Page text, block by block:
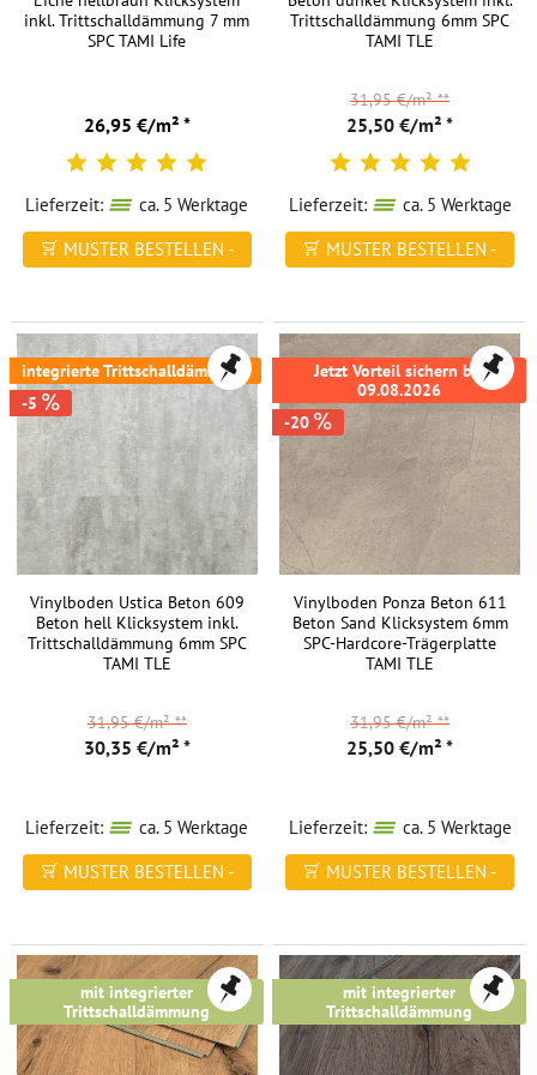
sich
ein
Bild
machen.
Fragen
haben,
dann
stehen
Ihnen
unsere
Bodenexperten
zur
Verfügung.
Mit
all
unsere
Vinyl-
virtuell
in
Räume
zu
inkl. Trittschalldämmung 7 mm
SPC TAMI Life
26,95 €/m² *
Lieferzeit:
ca. 5 Werktage
MUSTER BESTELLEN -
Trittschalldämmung 6mm SPC
TAMI TLE
25,50 €/m² *
31,95 €/m²**
Lieferzeit:
ca. 5 Werktage
MUSTER BESTELLEN -
integrierte Trittschalldämmung
-5
Vinylboden Ustica Beton 609
Beton hell Klicksystem inkl.
Trittschalldämmung 6mm SPC
TAMI TLE
30,35 €/m² *
31,95 €/m²**
Lieferzeit:
ca. 5 Werktage
MUSTER BESTELLEN -
Jetzt Vorteil sichern bis
09.08.2026
-20
Vinylboden Ponza Beton 611
Beton Sand Klicksystem 6mm
SPC-Hardcore-Trägerplatte
TAMI TLE
25,50 €/m² *
31,95 €/m²**
Lieferzeit:
ca. 5 Werktage
MUSTER BESTELLEN -
mit integrierter
Trittschalldämmung
mit integrierter
Trittschalldämmung